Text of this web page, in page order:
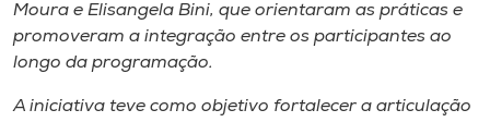
Moura e Elisangela Bini, que orientaram as práticas e
promoveram a integração entre os participantes ao
longo da programação.
A iniciativa teve como objetivo fortalecer a articulação